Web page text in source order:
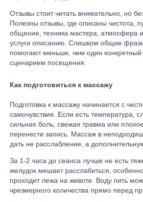
Отзывы стоит читать внимательно, но
Полезны отзывы, где описаны чистота,
общение, техника мастера, атмосфера и
услуги описанию. Слишком общие
помогают меньше, чем один
сценарием посещения.
Как подготовиться к массажу
Подготовка к массажу начинается с
самочувствия. Если есть температура,
сильная боль, свежая травма или
перенести запись. Массаж в
дать не расслабление, а
За 1-2 часа до сеанса лучше не есть
желудок мешает расслабиться,
проходит лежа на животе. Воду пить
чрезмерного количества прямо перед